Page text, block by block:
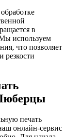
в
используем
что позволяет
резкости
печать
онлайн-сервис